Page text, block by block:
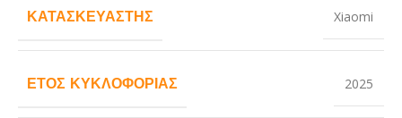
ΚΑΤΑΣΚΕΥΑΣΤΉΣ Xiaomi
ΈΤΟΣ ΚΥΚΛΟΦΟΡΊΑΣ 2025